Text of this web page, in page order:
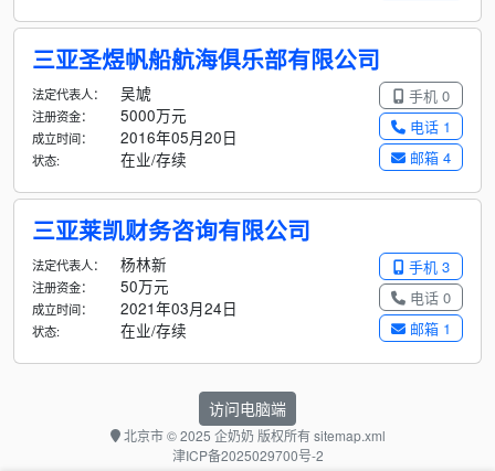
三亚圣煜帆船航海俱乐部有限公司
手机 0
电话 1
邮箱 4
法定代表人： 吴虓
注册资金： 5000万元
成立时间： 2016年05月20日
状态: 在业/存续
三亚莱凯财务咨询有限公司
手机 3
电话 0
邮箱 1
法定代表人： 杨林新
注册资金： 50万元
成立时间： 2021年03月24日
状态: 在业/存续
访问电脑端
北京市© 2025 企奶奶 版权所有sitemap.xml
津ICP备2025029700号-2